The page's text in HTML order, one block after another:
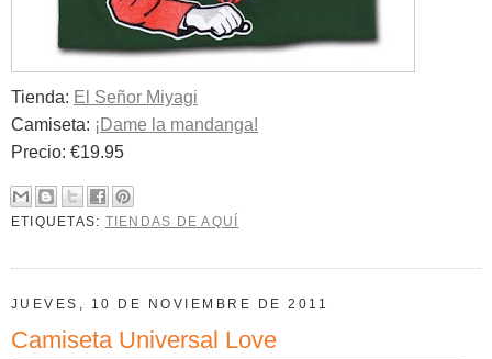
Tienda: El Señor Miyagi
Camiseta: ¡Dame la mandanga!
Precio: €19.95
ETIQUETAS: TIENDAS DE AQUÍ
JUEVES, 10 DE NOVIEMBRE DE 2011
Camiseta Universal Love